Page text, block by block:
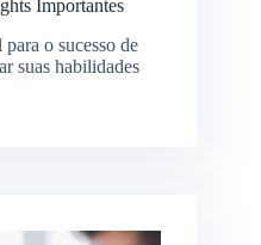
Importantes
o sucesso de
suas habilidades